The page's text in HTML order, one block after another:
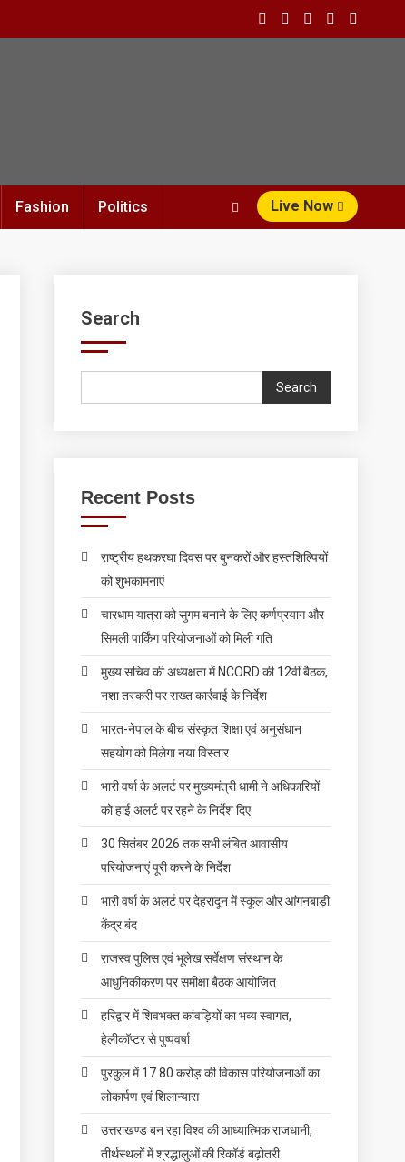
Fashion Politics Live Now
Search
Search
Recent Posts
राष्ट्रीय हथकरघा दिवस पर बुनकरों और हस्तशिल्पियों
को शुभकामनाएं
चारधाम यात्रा को सुगम बनाने के लिए कर्णप्रयाग और
सिमली पार्किंग परियोजनाओं को मिली गति
मुख्य सचिव की अध्यक्षता में NCORD की 12वीं बैठक,
नशा तस्करी पर सख्त कार्रवाई के निर्देश
भारत-नेपाल के बीच संस्कृत शिक्षा एवं अनुसंधान
सहयोग को मिलेगा नया विस्तार
भारी वर्षा के अलर्ट पर मुख्यमंत्री धामी ने अधिकारियों
को हाई अलर्ट पर रहने के निर्देश दिए
30 सितंबर 2026 तक सभी लंबित आवासीय
परियोजनाएं पूरी करने के निर्देश
भारी वर्षा के अलर्ट पर देहरादून में स्कूल और आंगनबाड़ी
केंद्र बंद
राजस्व पुलिस एवं भूलेख सर्वेक्षण संस्थान के
आधुनिकीकरण पर समीक्षा बैठक आयोजित
हरिद्वार में शिवभक्त कांवड़ियों का भव्य स्वागत,
हेलीकॉप्टर से पुष्पवर्षा
पुरकुल में 17.80 करोड़ की विकास परियोजनाओं का
लोकार्पण एवं शिलान्यास
उत्तराखण्ड बन रहा विश्व की आध्यात्मिक राजधानी,
तीर्थस्थलों में श्रद्धालुओं की रिकॉर्ड बढ़ोतरी